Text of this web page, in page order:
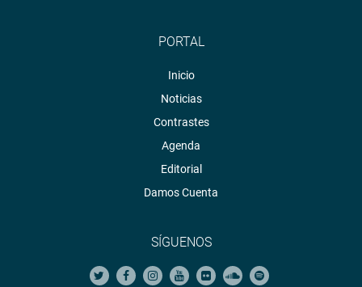
PORTAL
Inicio
Noticias
Contrastes
Agenda
Editorial
Damos Cuenta
SÍGUENOS